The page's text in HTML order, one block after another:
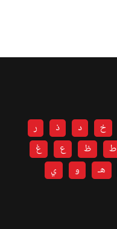
خ د ذ
ر
ط ظ ع
غ
هـ و ي